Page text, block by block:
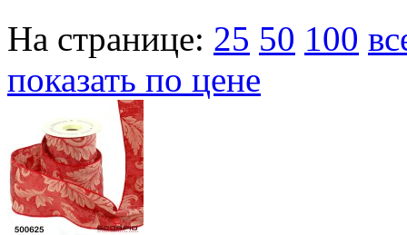
На странице: 25 50 100
показать по цене